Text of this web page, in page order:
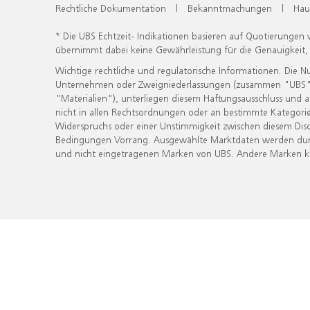
Rechtliche Dokumentation | Bekanntmachungen |
* Die UBS Echtzeit- Indikationen basieren auf
übernimmt dabei keine Gewährleistung für die
Wichtige rechtliche und regulatorische Informationen. Die
Unternehmen oder Zweigniederlassungen (zusammen
"Materialien"), unterliegen diesem Haftungsausschluss
nicht in allen Rechtsordnungen oder an bestimmte
Widerspruchs oder einer Unstimmigkeit zwischen diesem
Bedingungen Vorrang. Ausgewählte Marktdaten werden
und nicht eingetragenen Marken von UBS. Andere Marken